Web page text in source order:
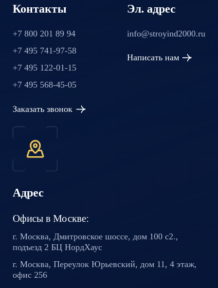
Контакты
+7 800 201 89 94
+7 495 741-97-58
+7 495 122-01-15
+7 495 568-45-05
Заказать звонок
Эл. адрес
info@stroyind2000.ru
Написать нам
Адрес
Офисы в Москве:
г. Москва, Дмитровское шоссе, дом 100 с2.,
подъезд 2 БЦНордХаус
г. Москва, Переулок Юрьевский, дом 11, 4 этаж,
офис 256